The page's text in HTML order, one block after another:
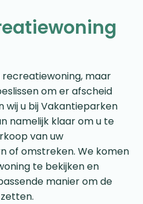
recreatiewoning, maar
om er afscheid
wij u bij Vakantieparken
namelijk klaar om u te
van uw
of omstreken. We komen
te bekijken en
manier om de